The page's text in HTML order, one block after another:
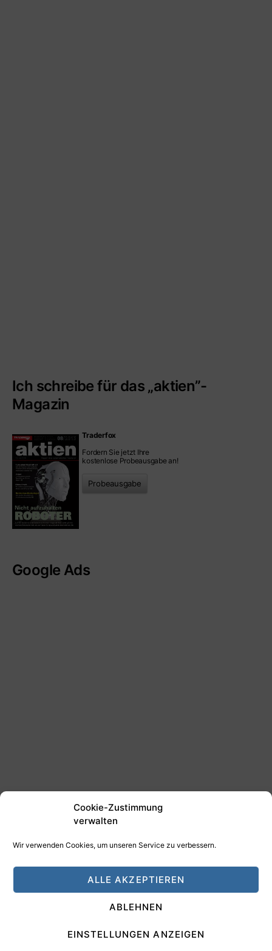
Cookie-Zustimmung
verwalten
Wir verwenden Cookies, um unseren Service zu verbessern.
ALLE AKZEPTIEREN
ABLEHNEN
EINSTELLUNGEN ANZEIGEN
Ich schreibe für das „aktien”-
Magazin
Traderfox
Fordern Sie jetzt Ihre
kostenlose Probeausgabe an!
Probeausgabe
Google Ads
HAMANN DESIGN - Digitale Medien
Impressum Datenschutz